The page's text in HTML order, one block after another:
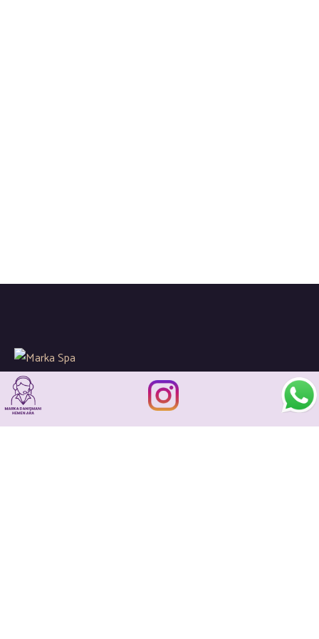
Global spa sektöründeki gelişimleri ve yenilikleri
sizler için yakından takip ederek kaliteli hizmetlerin en ince